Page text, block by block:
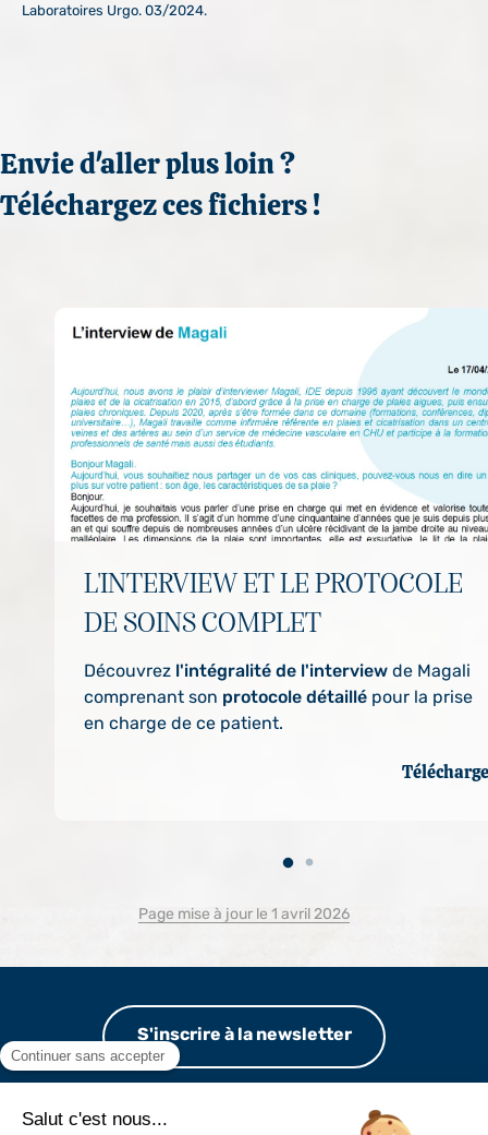
Laboratoires Urgo. 03/2024.
Envie d'aller plus loin ?
Téléchargez ces fichiers !
L'INTERVIEW ET LE PROTOCOLE
DE SOINS COMPLET
Découvrez l'intégralité de l'interview de Magali
comprenant son protocole détaillé pour la prise
en charge de ce patient.
Page mise à jour le 1 avril 2026
S'inscrire à la newsletter